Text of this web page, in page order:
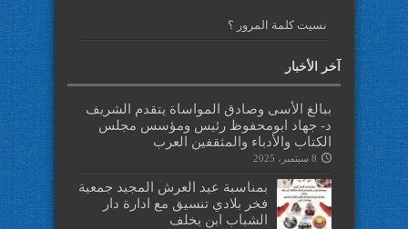
نسيت كلمة المرور ؟
آخر الأخبار
ببالغ الأسى وصادق المواساة يتقدم الشريف
د- جهاد ابومحفوظ رئيس ومؤسس مجلس
الكتاب والأدباء والمثقفين العرب
8 سبتمبر، 2025
بمناسبة عيد العرش المجيد جمعية
فخر بلادي تنسيق مع ادارة دار
الشباب ابن يخلف